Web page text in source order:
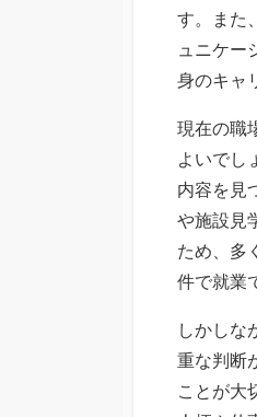
す。また
ュニケー
身のキャ
現在の職
よいでし
内容を見
や施設見
ため、多
件で就業
しかしな
重な判断
ことが大